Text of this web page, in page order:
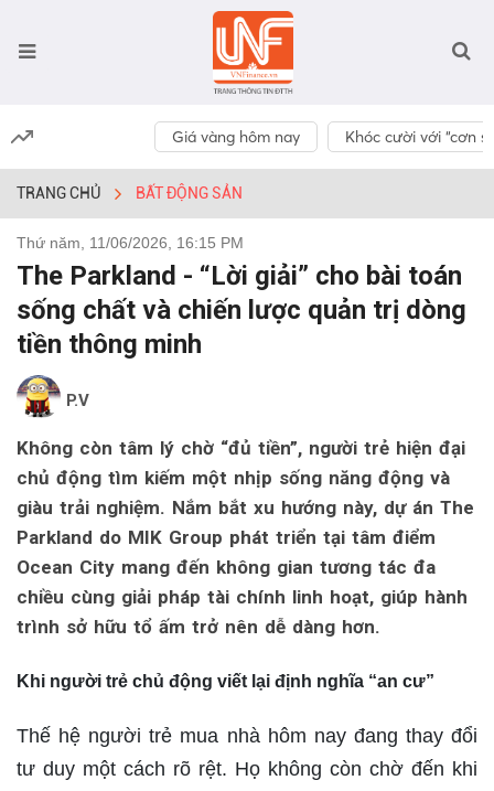
Giá vàng hôm nay Khóc cười với “cơn
TRANG CHỦ BẤT ĐỘNG SẢN
Thứ năm, 11/06/2026, 16:15 PM
The Parkland - “Lời giải” cho bài toán
sống chất và chiến lược quản trị dòng
tiền thông minh
P.V
Không còn tâm lý chờ “đủ tiền”, người trẻ hiện đại
chủ động tìm kiếm một nhịp sống năng động và
giàu trải nghiệm. Nắm bắt xu hướng này, dự án The
Parkland do MIK Group phát triển tại tâm điểm
Ocean City mang đến không gian tương tác đa
chiều cùng giải pháp tài chính linh hoạt, giúp hành
trình sở hữu tổ ấm trở nên dễ dàng hơn.
Khi người trẻ chủ động viết lại định nghĩa “an cư”
Thế hệ người trẻ mua nhà hôm nay đang thay đổi
tư duy một cách rõ rệt. Họ không còn chờ đến khi